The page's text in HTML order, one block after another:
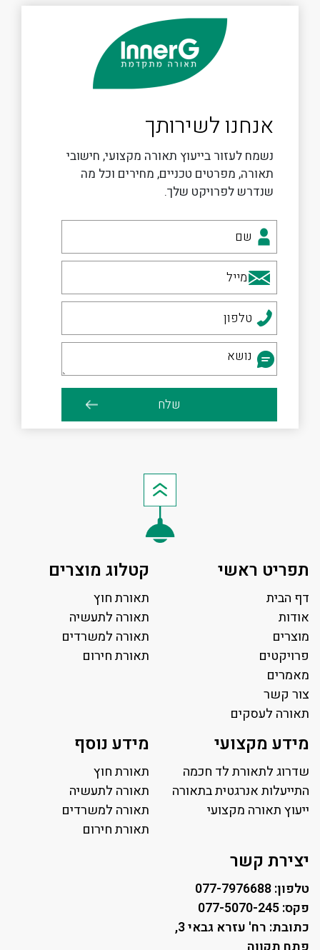
אנחנו לשירותך
נשמח לעזור בייעוץ תאורה מקצועי, חישובי
תאורה, מפרטים טכניים, מחירים וכל מה
שנדרש לפרויקט שלך.
תפריט ראשי
דף הבית
אודות
מוצרים
פרויקטים
מאמרים
צור קשר
תאורה לעסקים
פאנל לד
פרופיל תאורה
תאורה לאולמות ספורט
תאורה למגרשי טניס
קטלוג מוצרים
תאורת חוץ
תאורה לתעשיה
תאורה למשרדים
תאורת חירום
מידע מקצועי
שדרוג לתאורת לד חכמה
התייעלות אנרגטית בתאורה
ייעוץ תאורה מקצועי
מידע נוסף
תאורת חוץ
תאורה לתעשיה
תאורה למשרדים
תאורת חירום
יצירת קשר
טלפון: 077-7976688
פקס: 077-5070-245
כתובת: רח' עזרא גבאי 3,